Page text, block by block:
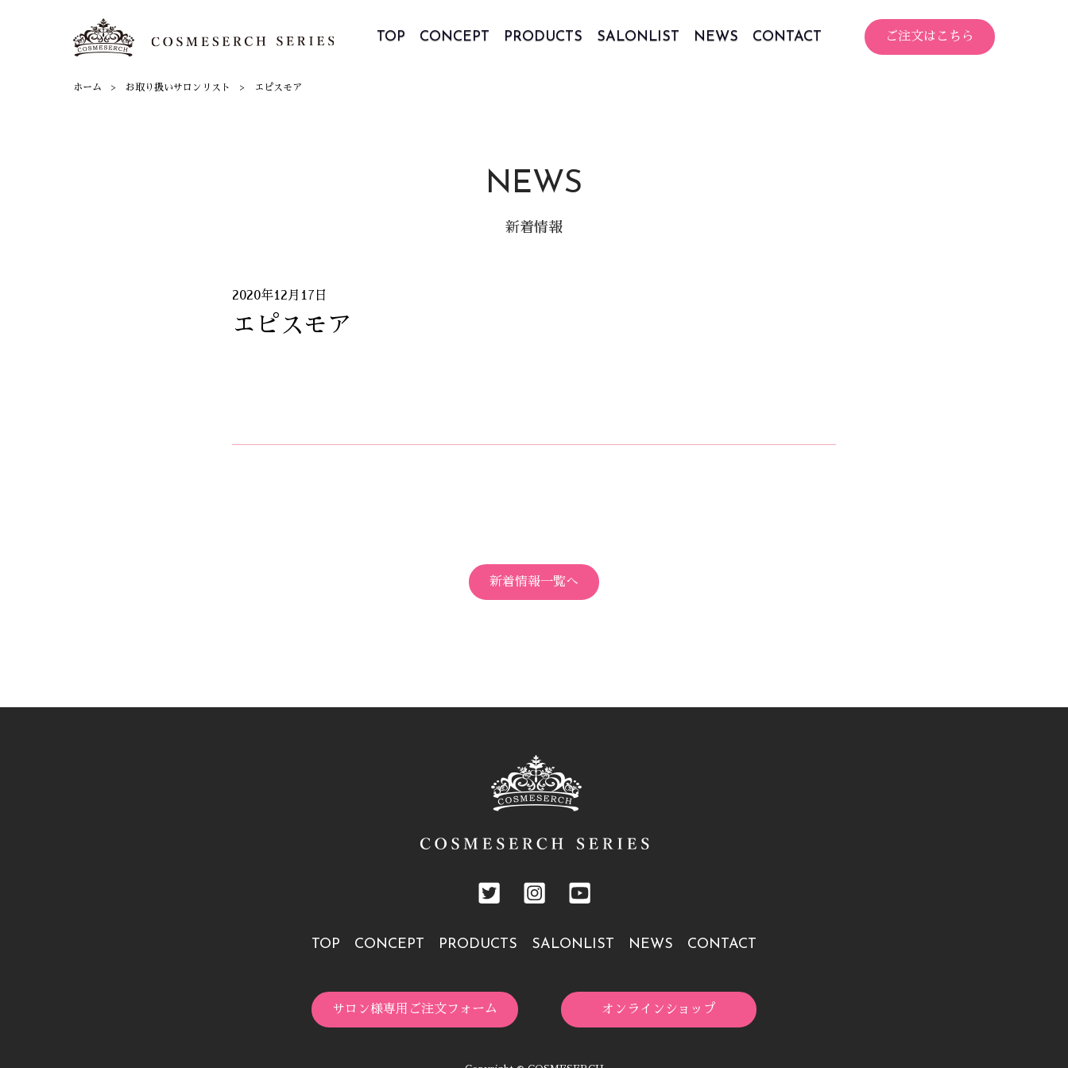
TOP CONCEPT PRODUCTS SALONLIST NEWS CONTACT ご注文はこちら
ホーム お取り扱いサロンリスト エピスモア
NEWS
新着情報
2020年12月17日
エピスモア
新着情報一覧へ
TOP CONCEPT PRODUCTS SALONLIST NEWS CONTACT
サロン様専用ご注文フォーム オンラインショップ